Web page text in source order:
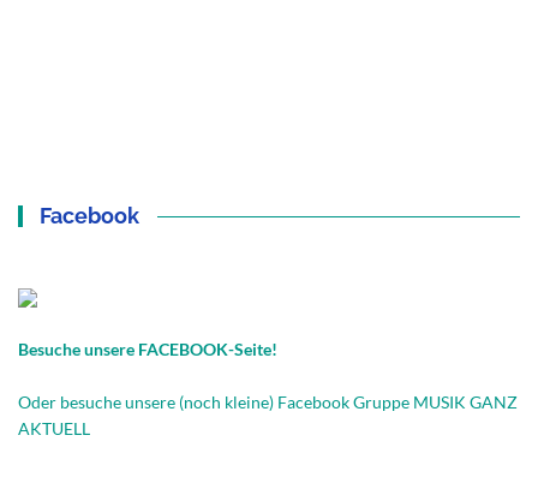
Facebook
Besuche unsere FACEBOOK-Seite!
Oder besuche unsere (noch kleine) Facebook Gruppe MUSIK GANZ
AKTUELL